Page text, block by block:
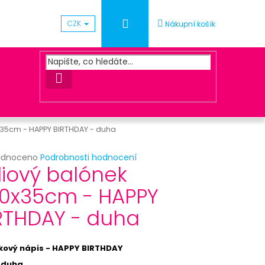
CZK PřihlášeníNákupní košík
HLEDAT
- HAPPY BIRTHDAY - duha
Podrobnosti hodnocení
balónek
- HAPPY
- duha
nápis - HAPPY BIRTHDAY
S KORKEM